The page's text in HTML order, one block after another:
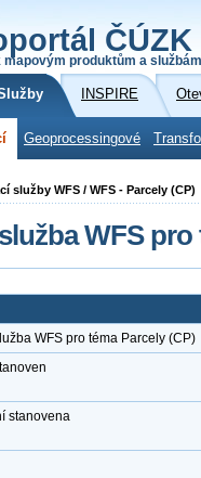
ČÚZK
mapovým produktům a
INSPIRE
Geoprocessingové
služby WFS / WFS - Parcely (CP)
WFS pro
WFS pro téma Parcely (CP)
stanovena